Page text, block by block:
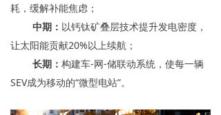
耗，缓解补能焦虑；
中期： 以钙钛矿叠层技术提升发电密度，
让太阳能贡献20%以上续航；
长期： 构建车-网-储联动系统，使每一辆
SEV成为移动的“微型电站”。